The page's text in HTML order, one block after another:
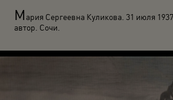
М ария Сергеевна Куликова. 31 июля
автор. Сочи.